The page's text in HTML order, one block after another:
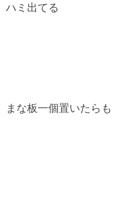
ハミ出てる
まな板一個置いたら